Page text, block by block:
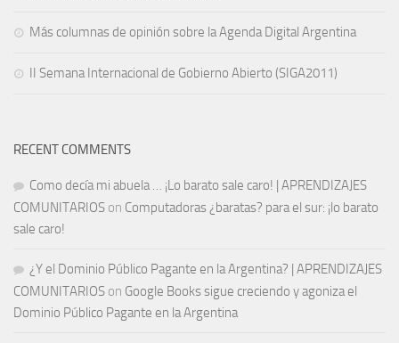
Más columnas de opinión sobre la Agenda Digital Argentina
II Semana Internacional de Gobierno Abierto (SIGA2011)
RECENT COMMENTS
Como decía mi abuela … ¡Lo barato sale caro! | APRENDIZAJES
COMUNITARIOS on Computadoras ¿baratas? para el sur: ¡lo barato
sale caro!
¿Y el Dominio Público Pagante en la Argentina? | APRENDIZAJES
COMUNITARIOS on Google Books sigue creciendo y agoniza el
Dominio Público Pagante en la Argentina